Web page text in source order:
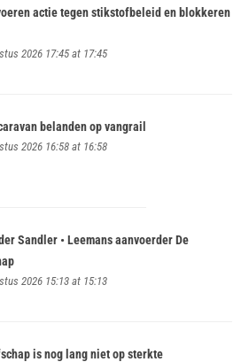
actie tegen stikstofbeleid en blokkeren
2026 17:45 at 17:45
belanden op vangrail
2026 16:58 at 16:58
Sandler • Leemans aanvoerder De
2026 15:13 at 15:13
is nog lang niet op sterkte